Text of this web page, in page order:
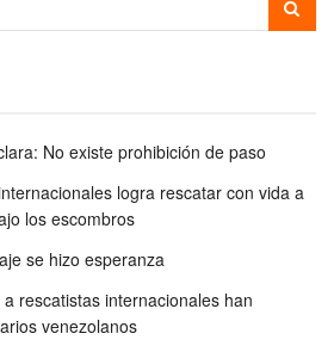
No existe prohibición de paso
logra rescatar con vida a
los escombros
se hizo esperanza
rescatistas internacionales han
venezolanos